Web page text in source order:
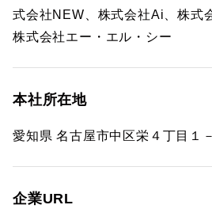
式会社NEW、株式会社Ai、株式
株式会社エー・エル・シー
本社所在地
愛知県 名古屋市中区栄４丁目１
企業URL